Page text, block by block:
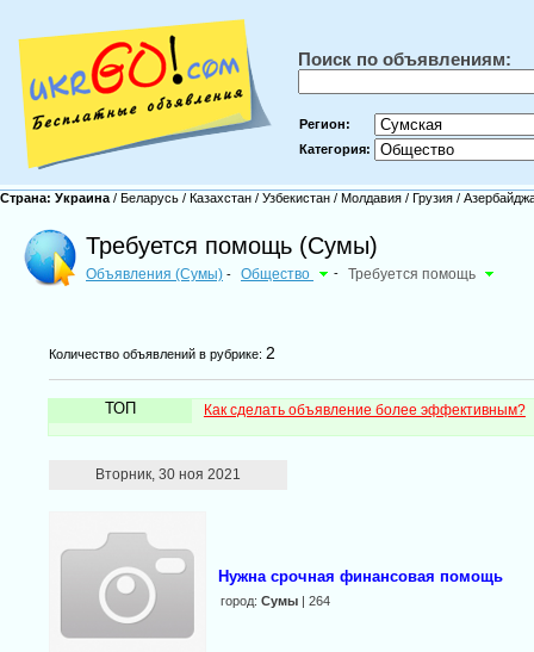
Поиск по объявлениям:
Регион:
Категория:
Страна: Украина / Беларусь / Казахстан / Узбекистан / Молдавия / Грузия /
Требуется помощь (Сумы)
Объявления (Сумы) - Общество - Требуется помощь
Количество объявлений в рубрике: 2
ТОП Как сделать объявление более эффективным?
Вторник, 30 ноя 2021
Нужна срочная финансовая помощь
город: Сумы| 264